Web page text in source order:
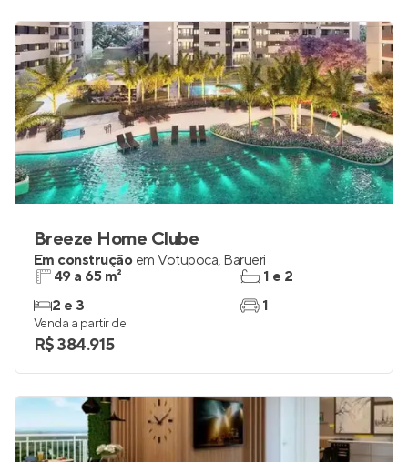
Breeze Home Clube
Em construção em Votupoca, Barueri
49 a 65 m²
2 e 3
1 e 2
1
Venda a partir de
R$ 384.915